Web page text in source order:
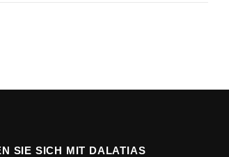
SIE SICH MIT DALATIAS